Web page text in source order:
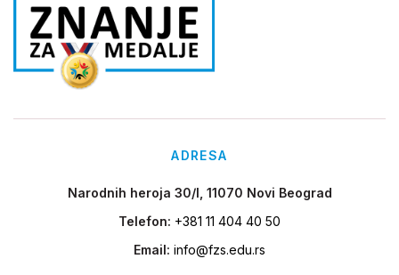
ADRESA
Narodnih heroja 30/I, 11070 Novi Beograd
Telefon: +381 11 404 40 50
Email: info@fzs.edu.rs